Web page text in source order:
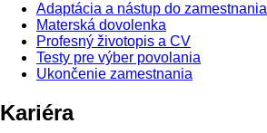
Adaptácia a nástup do zamestnania
Materská dovolenka
Profesný životopis a CV
Testy pre výber povolania
Ukončenie zamestnania
Kariéra